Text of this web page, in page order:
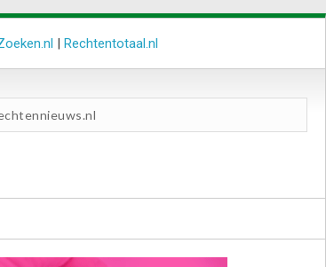
| Rechtentotaal.nl